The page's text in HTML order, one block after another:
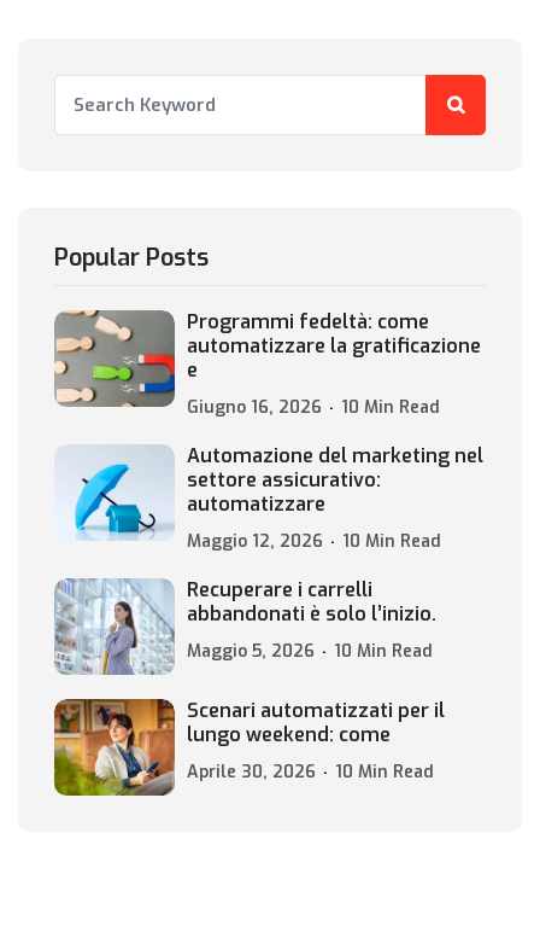
Popular Posts
Programmi fedeltà: come
automatizzare la gratificazione
e
Giugno 16, 2026 10 Min Read
Automazione del marketing nel
settore assicurativo:
automatizzare
Maggio 12, 2026 10 Min Read
Recuperare i carrelli
abbandonati è solo l’inizio.
Maggio 5, 2026 10 Min Read
Scenari automatizzati per il
lungo weekend: come
Aprile 30, 2026 10 Min Read